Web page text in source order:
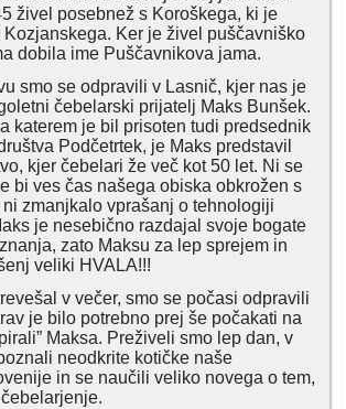
živel posebnež s Koroškega, ki je
Kozjanskega. Ker je živel puščavniško
dobila ime Puščavnikova jama.
smo se odpravili v Lasnič, kjer nas je
čebelarski prijatelj Maks Bunšek.
katerem je bil prisoten tudi predsednik
Podčetrtek, je Maks predstavil
kjer čebelari že več kot 50 let. Ni se
bi ves čas našega obiska obkrožen s
zmanjkalo vprašanj o tehnologiji
je nesebično razdajal svoje bogate
zato Maksu za lep sprejem in
veliki HVALA!!!
v večer, smo se počasi odpravili
je bilo potrebno prej še počakati na
Maksa. Preživeli smo lep dan, v
neodkrite kotičke naše
in se naučili veliko novega o tem,